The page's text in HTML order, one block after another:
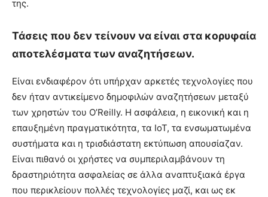
της.
Τάσεις που δεν τείνουν να είναι στα κορυφαία
αποτελέσματα των αναζητήσεων.
Είναι ενδιαφέρον ότι υπήρχαν αρκετές τεχνολογίες που
δεν ήταν αντικείμενο δημοφιλών αναζητήσεων μεταξύ
των χρηστών του O’Reilly. Η ασφάλεια, η εικονική και η
επαυξημένη πραγματικότητα, τα IoT, τα ενσωματωμένα
συστήματα και η τρισδιάστατη εκτύπωση απουσίαζαν.
Είναι πιθανό οι χρήστες να συμπεριλαμβάνουν τη
δραστηριότητα ασφαλείας σε άλλα αναπτυξιακά έργα
που περικλείουν πολλές τεχνολογίες μαζί, και ως εκ